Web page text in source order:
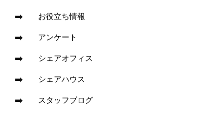
お役立ち情報
アンケート
シェアオフィス
シェアハウス
スタッフブログ